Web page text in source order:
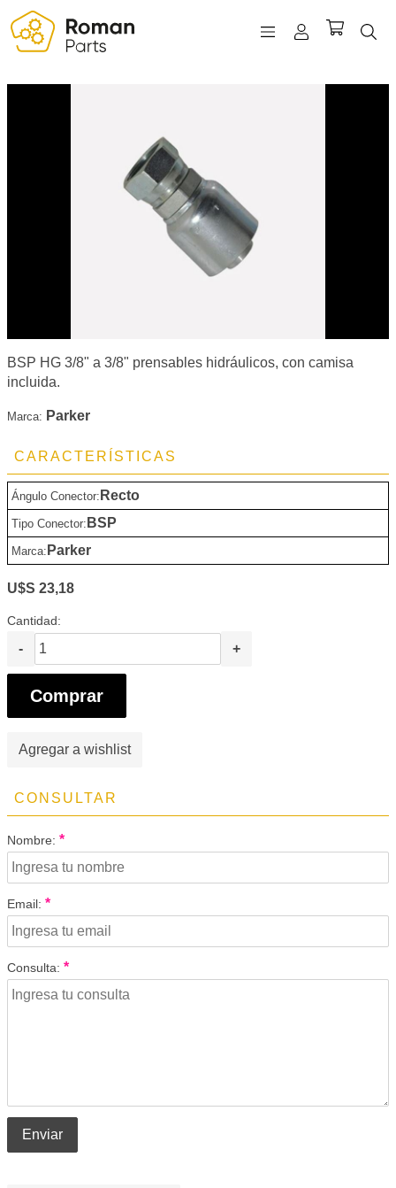
BSP HG 3/8" a 3/8" prensables hidráulicos, con camisa
incluida.
Marca: Parker
CARACTERÍSTICAS
Ángulo Conector: Recto
Tipo Conector: BSP
Marca: Parker
U$S 23,18
Cantidad:
- +
Comprar
Agregar a wishlist
CONSULTAR
Nombre: *
Email: *
Consulta: *
Enviar